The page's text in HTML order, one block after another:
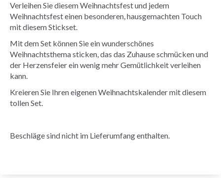
Verleihen Sie diesem Weihnachtsfest und jedem
Weihnachtsfest einen besonderen, hausgemachten Touch
mit diesem Stickset.
Mit dem Set können Sie ein wunderschönes
Weihnachtsthema sticken, das das Zuhause schmücken und
der Herzensfeier ein wenig mehr Gemütlichkeit verleihen
kann.
Kreieren Sie Ihren eigenen Weihnachtskalender mit diesem
tollen Set.
Beschläge sind nicht im Lieferumfang enthalten.